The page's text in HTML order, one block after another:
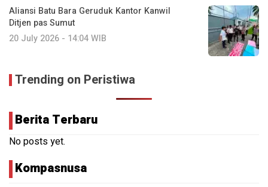
Aliansi Batu Bara Geruduk Kantor Kanwil
Ditjen pas Sumut
20 July 2026 - 14:04 WIB
Trending on Peristiwa
Berita Terbaru
No posts yet.
Kompasnusa